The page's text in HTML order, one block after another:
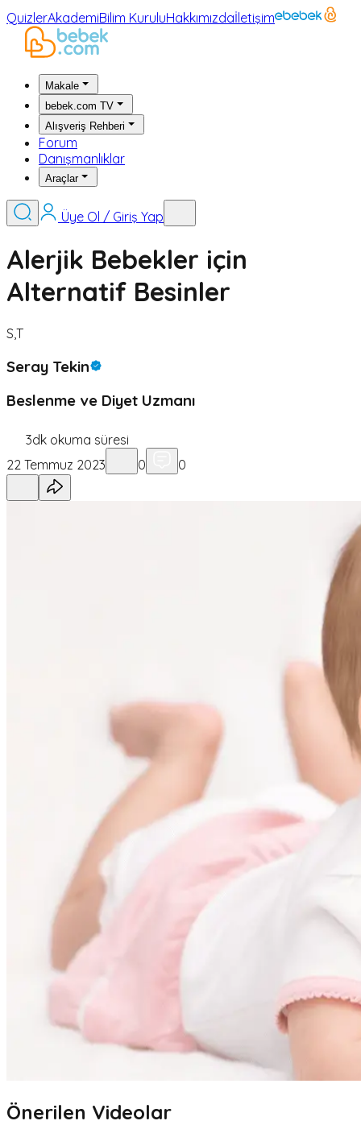
QuizlerAkademiBilim KuruluHakkımızdaİletişim
Makale
bebek.com TV
Alışveriş Rehberi
Forum
Danışmanlıklar
Araçlar
Üye Ol / Giriş Yap
Alerjik Bebekler için
Alternatif Besinler
S,T
Seray Tekin
Beslenme ve Diyet Uzmanı
3dk okuma süresi
22 Temmuz 2023
0 0
Önerilen Videolar